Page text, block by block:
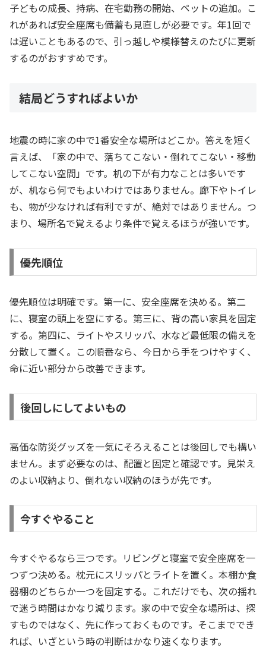
子どもの成長、持病、在宅勤務の開始、ペットの追加。こ
れがあれば安全座席も備蓄も見直しが必要です。年1回で
は遅いこともあるので、引っ越しや模様替えのたびに更新
するのがおすすめです。
結局どうすればよいか
地震の時に家の中で1番安全な場所はどこか。答えを短く
言えば、「家の中で、落ちてこない・倒れてこない・移動
してこない空間」です。机の下が有力なことは多いです
が、机なら何でもよいわけではありません。廊下やトイレ
も、物が少なければ有利ですが、絶対ではありません。つ
まり、場所名で覚えるより条件で覚えるほうが強いです。
優先順位
優先順位は明確です。第一に、安全座席を決める。第二
に、寝室の頭上を空にする。第三に、背の高い家具を固定
する。第四に、ライトやスリッパ、水など最低限の備えを
分散して置く。この順番なら、今日から手をつけやすく、
命に近い部分から改善できます。
後回しにしてよいもの
高価な防災グッズを一気にそろえることは後回しでも構い
ません。まず必要なのは、配置と固定と確認です。見栄え
のよい収納より、倒れない収納のほうが先です。
今すぐやること
今すぐやるなら三つです。リビングと寝室で安全座席を一
つずつ決める。枕元にスリッパとライトを置く。本棚か食
器棚のどちらか一つを固定する。これだけでも、次の揺れ
で迷う時間はかなり減ります。家の中で安全な場所は、探
すものではなく、先に作っておくものです。そこまででき
れば、いざという時の判断はかなり速くなります。